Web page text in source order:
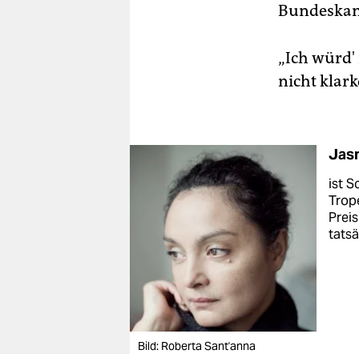
„Ich
nicht
Bild: Roberta Sant'anna
ist